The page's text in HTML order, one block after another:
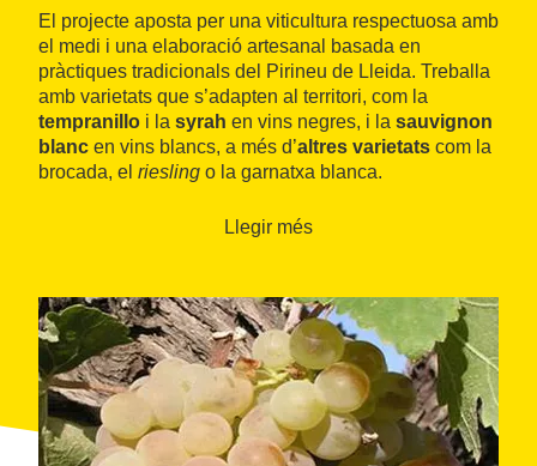
El projecte aposta per una viticultura respectuosa amb
el medi i una elaboració artesanal basada en
pràctiques tradicionals del Pirineu de Lleida. Treballa
amb varietats que s’adapten al territori, com la
tempranillo i la syrah en vins negres, i la sauvignon
blanc en vins blancs, a més d’altres varietats com la
brocada, el riesling o la garnatxa blanca.
conèixer el procés d’elaboració, des de la vinya fins a
les vinyes.
Llegir més